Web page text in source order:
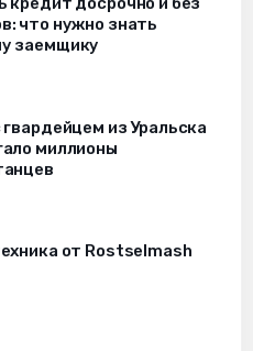
что нужно знать
заемщику
из Уральска
миллионы
от Rostselmash